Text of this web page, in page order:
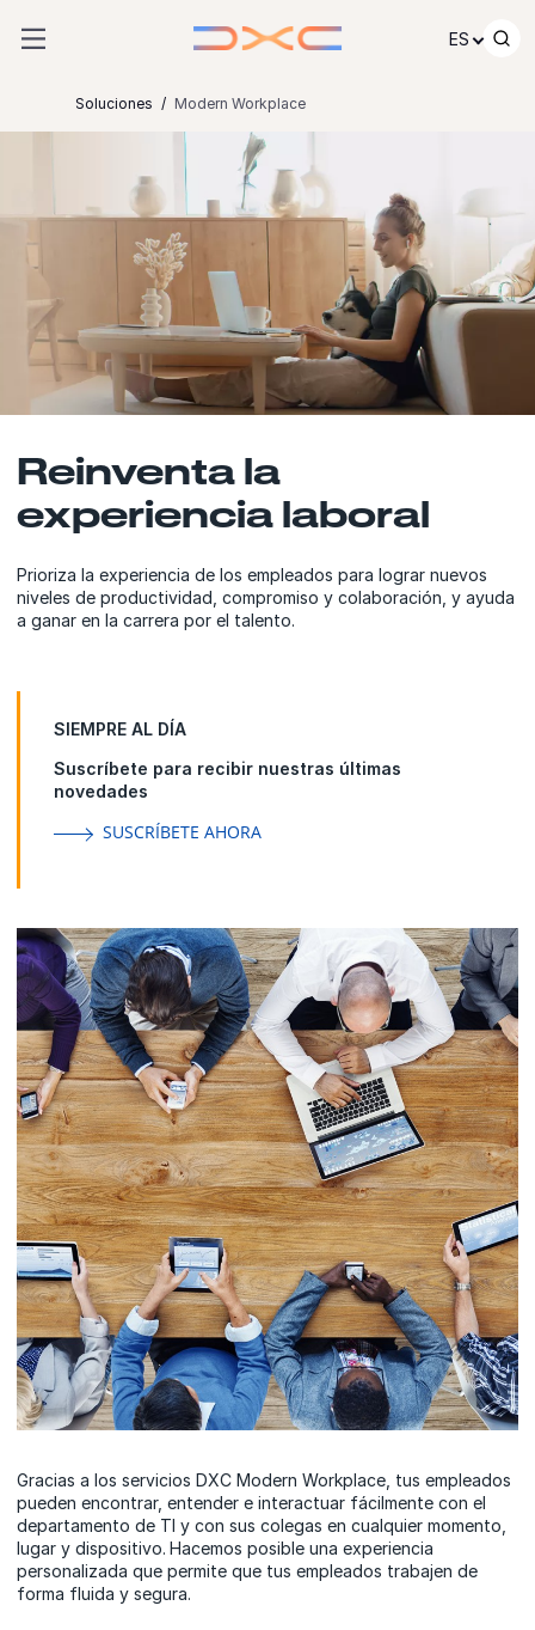
ES
Soluciones Modern Workplace
Reinventa la
experiencia laboral
Prioriza la experiencia de los empleados para lograr nuevos
niveles de productividad, compromiso y colaboración, y ayuda
a ganar en la carrera por el talento.
SIEMPRE AL DÍA
Suscríbete para recibir nuestras últimas
novedades
SUSCRÍBETE AHORA
Gracias a los servicios DXC Modern Workplace, tus empleados
pueden encontrar, entender e interactuar fácilmente con el
departamento de TI y con sus colegas en cualquier momento,
lugar y dispositivo. Hacemos posible una experiencia
personalizada que permite que tus empleados trabajen de
forma fluida y segura.